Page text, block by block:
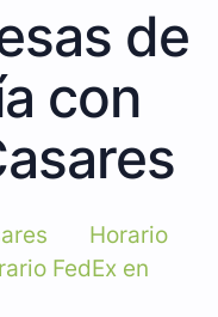
de
con
Horario
FedEx en